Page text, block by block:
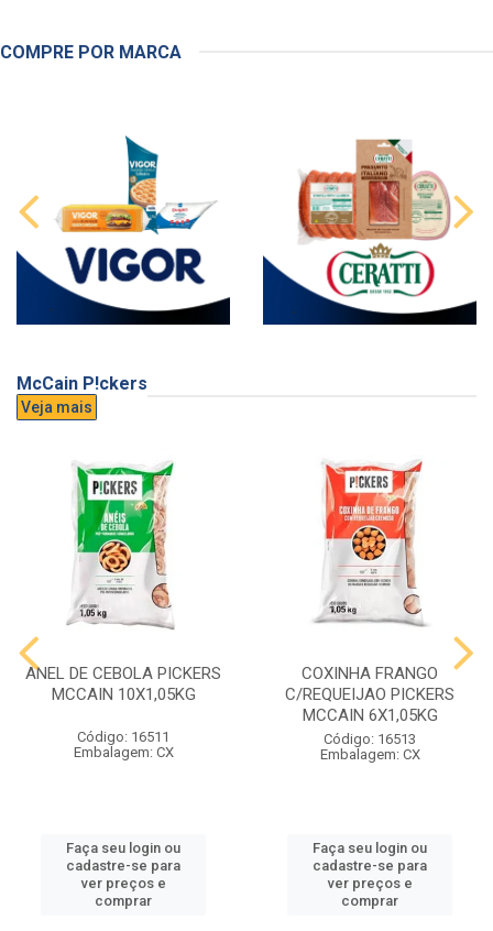
COMPRE POR MARCA
McCain P!ckers
Veja mais
ANEL DE CEBOLA PICKERS
MCCAIN 10X1,05KG
Código: 16511
Embalagem: CX
Faça seu login ou
cadastre-se para
ver preços e
comprar
COXINHA FRANGO
C/REQUEIJAO PICKERS
MCCAIN 6X1,05KG
Código: 16513
Embalagem: CX
Faça seu login ou
cadastre-se para
ver preços e
comprar